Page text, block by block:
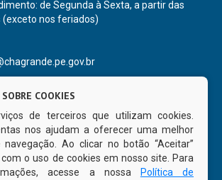
de Segunda à Sexta, a partir das
(exceto nos feriados)
FAN PAGE
COOKIES
de terceiros que utilizam cookies.
nos ajudam a oferecer uma melhor
navegação. Ao clicar no botão “Aceitar”
o uso de cookies em nosso site. Para
acesse a nossa
Política de